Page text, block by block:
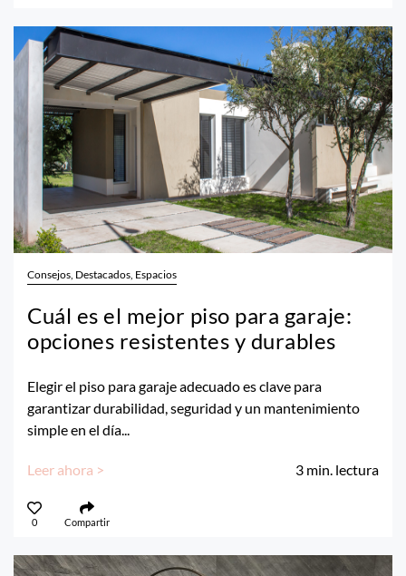
Consejos, Destacados, Espacios
Cuál es el mejor piso para garaje:
opciones resistentes y durables
Elegir el piso para garaje adecuado es clave para
garantizar durabilidad, seguridad y un mantenimiento
simple en el día...
Leer ahora > 3 min. lectura
0 Compartir